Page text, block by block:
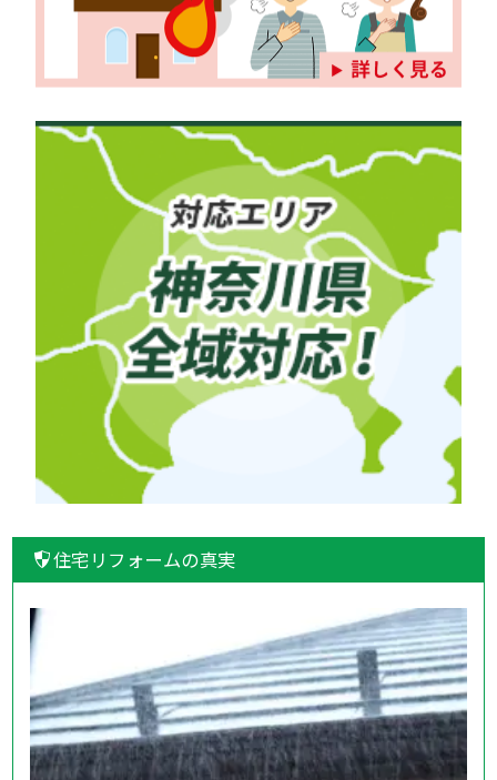
住宅リフォームの真実